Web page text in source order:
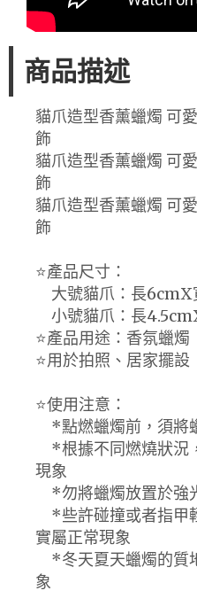
商品描述
貓爪造型香薰蠟燭 可
飾
貓爪造型香薰蠟燭 可
飾
貓爪造型香薰蠟燭 可
飾
⭐產品尺寸：
大號貓爪：長
小號貓爪：長
⭐產品用途：香氛蠟燭
⭐用於拍照、居家擺設
⭐使用注意：
*點燃蠟燭前，須將
*根據不同燃燒狀況
現象
*勿將蠟燭放置於強
*些許碰撞或者指甲
實屬正常現象
*冬天夏天蠟燭的質
象